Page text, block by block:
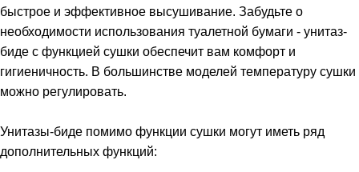
быстрое и эффективное высушивание. Забудьте о
необходимости использования туалетной бумаги - унитаз-
биде с функцией сушки обеспечит вам комфорт и
гигиеничность. В большинстве моделей температуру сушки
можно регулировать.
Унитазы-биде помимо функции сушки могут иметь ряд
дополнительных функций: